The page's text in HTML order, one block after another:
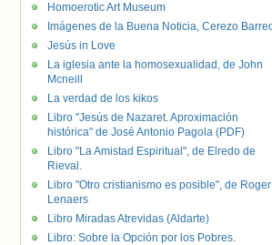
Homoerotic Art Museum
Imágenes de la Buena Noticia, Cerezo
Jesús in Love
La iglesia ante la homosexualidad, de John
Mcneill
La verdad de los kikos
Libro "Jesús de Nazaret. Aproximación
histórica" de José Antonio Pagola (PDF)
Libro "La Amistad Espiritual", de Elredo de
Rieval.
Libro "Otro cristianismo es posible", de Roger
Lenaers
Libro Miradas Atrevidas (Aldarte)
Libro: Sobre la Opción por los Pobres.